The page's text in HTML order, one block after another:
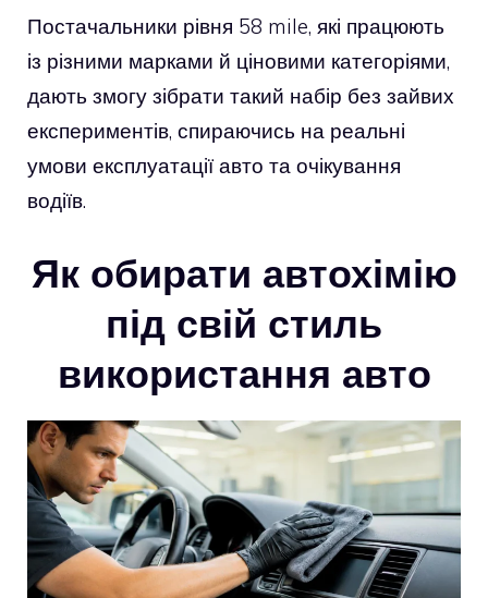
Постачальники рівня 58 mile, які працюють
із різними марками й ціновими категоріями,
дають змогу зібрати такий набір без зайвих
експериментів, спираючись на реальні
умови експлуатації авто та очікування
водіїв.
Як обирати автохімію
під свій стиль
використання авто